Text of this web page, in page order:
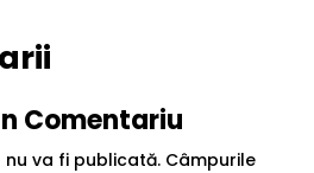
Comentariu
va fi publicată. Câmpurile